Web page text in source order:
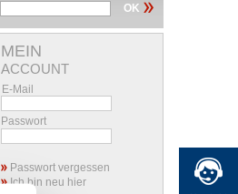
MEIN
ACCOUNT
E-Mail
Passwort
Passwort vergessen
Ich bin neu hier